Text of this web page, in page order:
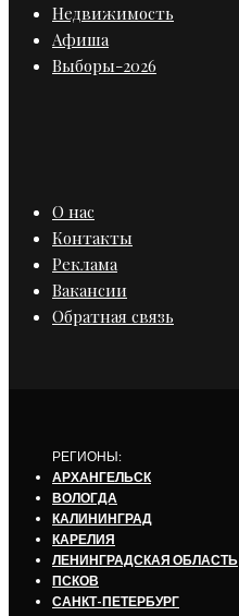
Недвижимость
Афиша
Выборы-2026
О нас
Контакты
Реклама
Вакансии
Обратная связь
РЕГИОНЫ:
АРХАНГЕЛЬСК
ВОЛОГДА
КАЛИНИНГРАД
КАРЕЛИЯ
ЛЕНИНГРАДСКАЯ ОБЛАСТЬ
ПСКОВ
САНКТ-ПЕТЕРБУРГ